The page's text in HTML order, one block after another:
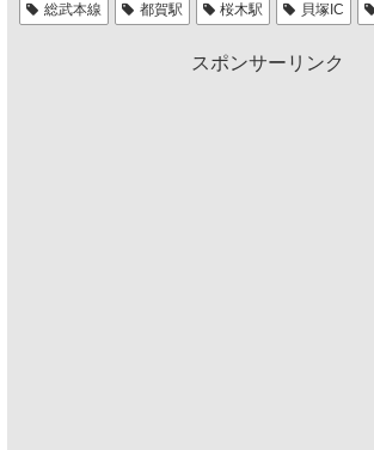
総武本線
都賀駅 桜木駅 貝塚IC
スポンサーリンク